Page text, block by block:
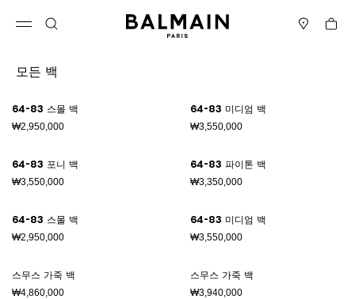
Cart
모든 백
64-83 스몰 백
₩2,950,000
64-83 미디엄 백
₩3,550,000
64-83 포니 백
₩3,550,000
64-83 파이톤 백
₩3,350,000
64-83 스몰 백
₩2,950,000
64-83 미디엄 백
₩3,550,000
스무스 가죽 백
₩4,860,000
스무스 가죽 백
₩3,940,000